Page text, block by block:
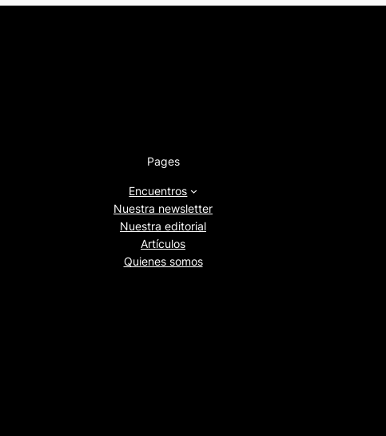
Pages
Encuentros
Nuestra newsletter
Nuestra editorial
Artículos
Quienes somos